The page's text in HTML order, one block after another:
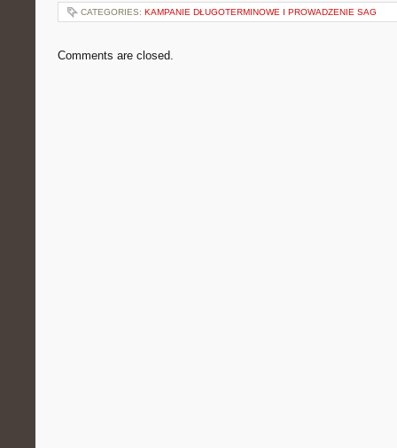
CATEGORIES: KAMPANIE DŁUGOTERMINOWE I PROWADZENIE SAG
Comments are closed.